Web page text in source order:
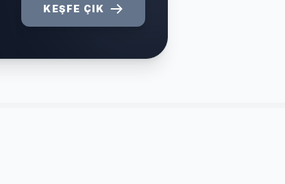
KEŞFE ÇIK